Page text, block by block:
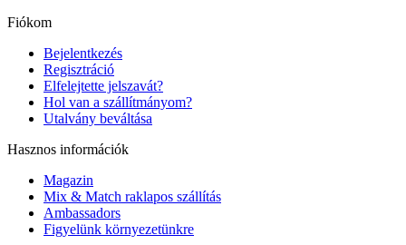
Fiókom
Bejelentkezés
Regisztráció
Elfelejtette jelszavát?
Hol van a szállítmányom?
Utalvány beváltása
Hasznos információk
Magazin
Mix & Match raklapos szállítás
Ambassadors
Figyelünk környezetünkre